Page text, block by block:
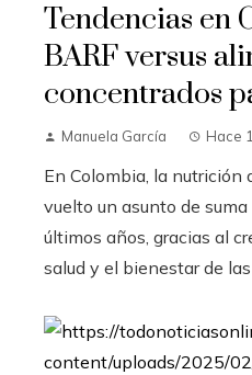
Tendencias en
BARF versus
concentrados
Manuela García Hace
En Colombia, la nutrición
vuelto un asunto de
últimos años, gracias al
salud y el bienestar de